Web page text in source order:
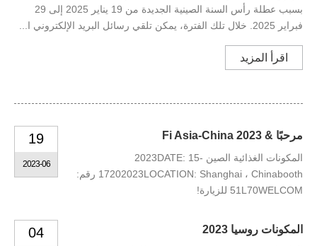
بسبب عطلة رأس السنة الصينية الجديدة من 19 يناير 2025 إلى 29
فبراير 2025. خلال تلك الفترة، يمكن تلقي رسائل البريد الإلكتروني ا...
اقرأ المزيد
19
2023-06
مرحبًا & Fi Asia-China 2023
المكونات الغذائية الصين 2023DATE: 15-
17202023LOCATION: Shanghai ، Chinabooth رقم:
51L70WELCOM للزيارة!
04 المكونات روسيا 2023